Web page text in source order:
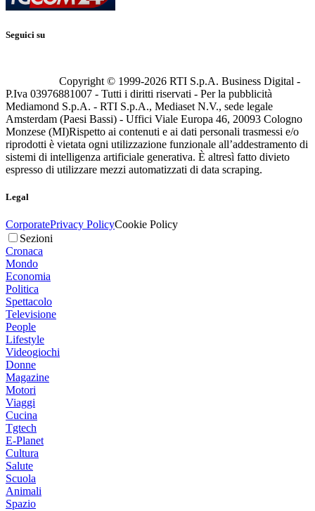
Seguici su
Copyright © 1999-2026 RTI S.p.A. Business Digital -
P.Iva 03976881007 - Tutti i diritti riservati - Per la pubblicità
Mediamond S.p.A. - RTI S.p.A., Mediaset N.V., sede legale
Amsterdam (Paesi Bassi) - Uffici Viale Europa 46, 20093 Cologno
Monzese (MI)Rispetto ai contenuti e ai dati personali trasmessi e/o
riprodotti è vietata ogni utilizzazione funzionale all’addestramento di
sistemi di intelligenza artificiale generativa. È altresì fatto divieto
espresso di utilizzare mezzi automatizzati di data scraping.
Legal
CorporatePrivacy PolicyCookie Policy
Sezioni
Cronaca
Mondo
Economia
Politica
Spettacolo
Televisione
People
Lifestyle
Videogiochi
Donne
Magazine
Motori
Viaggi
Cucina
Tgtech
E-Planet
Cultura
Salute
Scuola
Animali
Spazio